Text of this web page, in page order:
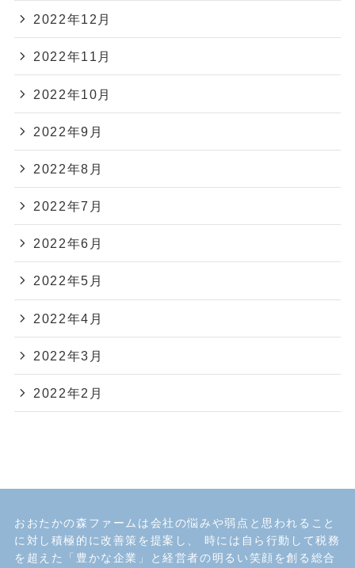
2022年12月
2022年11月
2022年10月
2022年9月
2022年8月
2022年7月
2022年6月
2022年5月
2022年4月
2022年3月
2022年2月
おおたかの森ファームは会社の悩みや弱点と思われること
に対し積極的に改善策を提案し、 時には自ら行動して税務
を超えた「豊かな企業」と経営者の明るい笑顔を創る総合